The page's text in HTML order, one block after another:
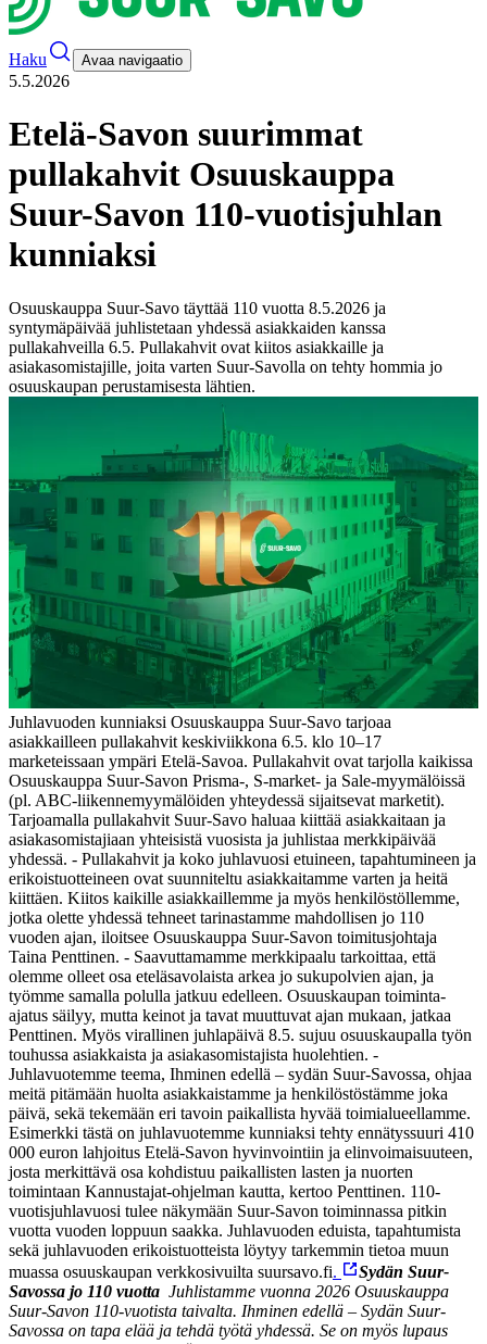
Haku Avaa navigaatio
5.5.2026
Etelä-Savon suurimmat
pullakahvit Osuuskauppa
Suur-Savon 110-vuotisjuhlan
kunniaksi
Osuuskauppa Suur-Savo täyttää 110 vuotta 8.5.2026 ja
syntymäpäivää juhlistetaan yhdessä asiakkaiden kanssa
pullakahveilla 6.5. Pullakahvit ovat kiitos asiakkaille ja
asiakasomistajille, joita varten Suur-Savolla on tehty hommia jo
osuuskaupan perustamisesta lähtien.
Juhlavuoden kunniaksi Osuuskauppa Suur-Savo tarjoaa
asiakkailleen pullakahvit keskiviikkona 6.5. klo 10–17
marketeissaan ympäri Etelä-Savoa. Pullakahvit ovat tarjolla kaikissa
Osuuskauppa Suur-Savon Prisma-, S-market- ja Sale-myymälöissä
(pl. ABC-liikennemyymälöiden yhteydessä sijaitsevat marketit).
Tarjoamalla pullakahvit Suur-Savo haluaa kiittää asiakkaitaan ja
asiakasomistajiaan yhteisistä vuosista ja juhlistaa merkkipäivää
yhdessä. - Pullakahvit ja koko juhlavuosi etuineen, tapahtumineen ja
erikoistuotteineen ovat suunniteltu asiakkaitamme varten ja heitä
kiittäen. Kiitos kaikille asiakkaillemme ja myös henkilöstöllemme,
jotka olette yhdessä tehneet tarinastamme mahdollisen jo 110
vuoden ajan, iloitsee Osuuskauppa Suur-Savon toimitusjohtaja
Taina Penttinen. - Saavuttamamme merkkipaalu tarkoittaa, että
olemme olleet osa eteläsavolaista arkea jo sukupolvien ajan, ja
työmme samalla polulla jatkuu edelleen. Osuuskaupan toiminta-
ajatus säilyy, mutta keinot ja tavat muuttuvat ajan mukaan, jatkaa
Penttinen. Myös virallinen juhlapäivä 8.5. sujuu osuuskaupalla työn
touhussa asiakkaista ja asiakasomistajista huolehtien. -
Juhlavuotemme teema, Ihminen edellä – sydän Suur-Savossa, ohjaa
meitä pitämään huolta asiakkaistamme ja henkilöstöstämme joka
päivä, sekä tekemään eri tavoin paikallista hyvää toimialueellamme.
Esimerkki tästä on juhlavuotemme kunniaksi tehty ennätyssuuri 410
000 euron lahjoitus Etelä-Savon hyvinvointiin ja elinvoimaisuuteen,
josta merkittävä osa kohdistuu paikallisten lasten ja nuorten
toimintaan Kannustajat-ohjelman kautta, kertoo Penttinen. 110-
vuotisjuhlavuosi tulee näkymään Suur-Savon toiminnassa pitkin
vuotta vuoden loppuun saakka. Juhlavuoden eduista, tapahtumista
sekä juhlavuoden erikoistuotteista löytyy tarkemmin tietoa muun
muassa osuuskaupan verkkosivuilta suursavo.fi.
Sydän Suur-
Savossa jo 110 vuotta ​ Juhlistamme vuonna 2026 Osuuskauppa
Suur-Savon 110-vuotista taivalta. Ihminen edellä – Sydän Suur-
Savossa on tapa elää ja tehdä työtä yhdessä. Se on myös lupaus